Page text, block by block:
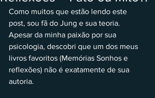
Como muitos que estão lendo este
post, sou fã do Jung e sua teoria.
Apesar da minha paixão por sua
psicologia, descobri que um dos meus
livros favoritos (Memórias Sonhos e
reflexões) não é exatamente de sua
autoria.